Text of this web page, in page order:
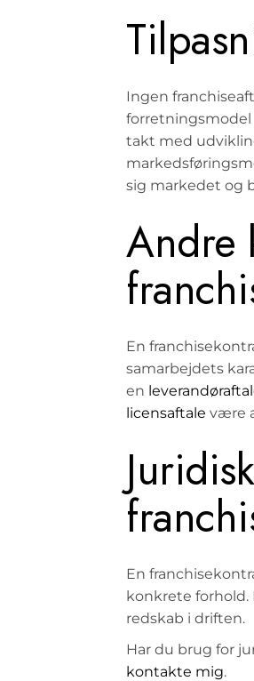
Ingen
forretningsmodel
takt med
sig markedet og
Andre
En
samarbejdets
en
licensaftale være
En
konkrete forhold.
redskab i driften.
Har du brug for
kontakte mig.